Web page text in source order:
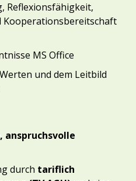
Reflexionsfähigkeit,
Kooperationsbereitschaft
MS Office
und dem Leitbild
anspruchsvolle
durch tariflich